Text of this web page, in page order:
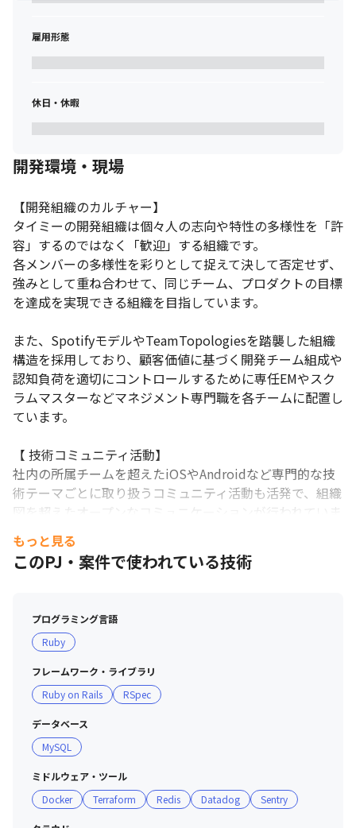
タイミーが「はたらく」のインフラへと進化するための、戦略的
基盤を構築する領域です。
トを連続的に生み出すマルチプロダクト展開を加速させていま
く」にまつわるドメインを分解・再定義し、プロダクト間で共通
単なるシステムの共通化（ID管理・決済・本人確認など）に留ま
することで、「タイミーではたらくほどに信用が積み上がり、人
生の選択肢が広がる」——そんなプラットフォームの実現を技術
の面から支えます。
雇用形態
休日・休暇
開発環境・現場
【開発組織のカルチャー】
タイミーの開発組織は個々人の志向や特性の多様性を「許
容」するのではなく「歓迎」する組織です。
各メンバーの多様性を彩りとして捉えて決して否定せず、
強みとして重ね合わせて、同じチーム、プロダクトの目標
を達成を実現できる組織を目指しています。
また、SpotifyモデルやTeamTopologiesを踏襲した組織
構造を採用しており、顧客価値に基づく開発チーム組成や
認知負荷を適切にコントロールするために専任EMやスク
ラムマスターなどマネジメント専門職を各チームに配置し
ています。
【 技術コミュニティ活動】
社内の所属チームを超えたiOSやAndroidなど専門的な技
術テーマごとに取り扱うコミュニティ活動も活発で、組織
図を超えたオープンなコミュニケーションが行われていま
す。
また、RubyKaigi や Kaigi on Railsを始めとしたカンファ
レンスのスポンサー活動やイベント登壇、記事の発信など
【働き方】
フルリモート・フレックスの働き方が浸透しており、
NotionやSlackを活用したテキストコミュニケーション、
ハドルやMeetを使った同期的なコミュニケーションなど
によって職種問わずコミュニケーションが活発な環境にな
っています。
https://productpr.timee.co.jp/n/n2dcb5475e249
【DevEnable室の取り組み】
エンジニアの市場価値向上につながる成長支援、学習支
もっと見る
このPJ・案件で使われている技術
プログラミング言語
Ruby
フレームワーク・ライブラリ
Ruby on Rails
RSpec
データベース
MySQL
ミドルウェア・ツール
Docker
Terraform Redis Datadog Sentry